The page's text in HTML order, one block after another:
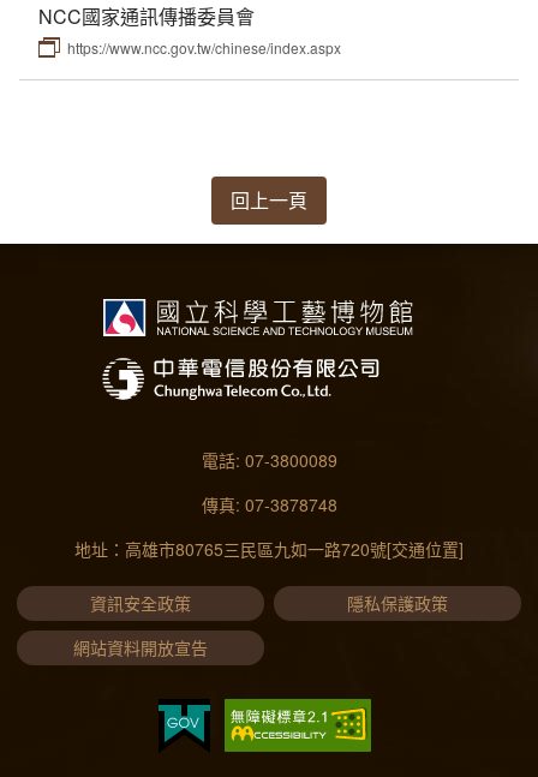
NCC國家通訊傳播委員會
https://www.ncc.gov.tw/chinese/index.aspx
回上一頁
電話: 07-3800089
傳真: 07-3878748
地址：高雄市80765三民區九如一路720號[交通位置]
資訊安全政策
隱私保護政策
網站資料開放宣告